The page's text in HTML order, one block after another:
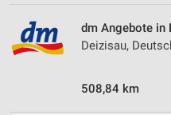
dm Angebote in
Deizisau,
508,84 km